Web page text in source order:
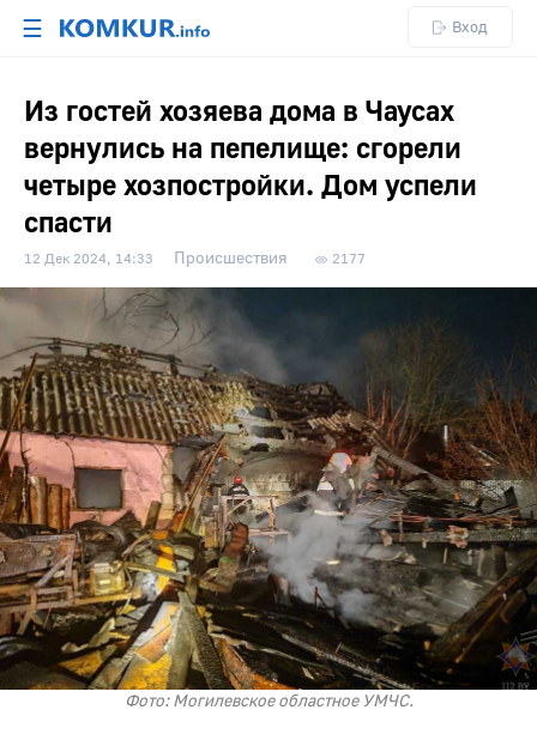
☰ Вход
Из гостей хозяева дома в Чаусах
вернулись на пепелище: сгорели
четыре хозпостройки. Дом успели
спасти
12 Дек 2024, 14:33 Происшествия 2177
Фото: Могилевское областное УМЧС.